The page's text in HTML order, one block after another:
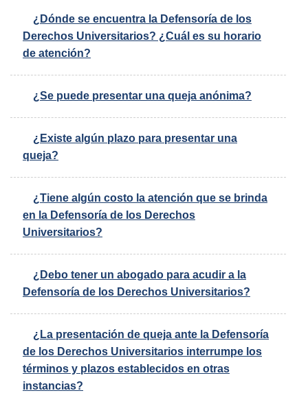
¿Dónde se encuentra la Defensoría de los
Derechos Universitarios? ¿Cuál es su horario
de atención?
¿Se puede presentar una queja anónima?
¿Existe algún plazo para presentar una
queja?
¿Tiene algún costo la atención que se brinda
en la Defensoría de los Derechos
Universitarios?
¿Debo tener un abogado para acudir a la
Defensoría de los Derechos Universitarios?
¿La presentación de queja ante la Defensoría
de los Derechos Universitarios interrumpe los
términos y plazos establecidos en otras
instancias?